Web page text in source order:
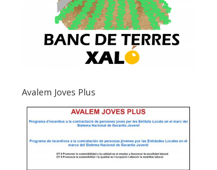
Avalem Joves Plus